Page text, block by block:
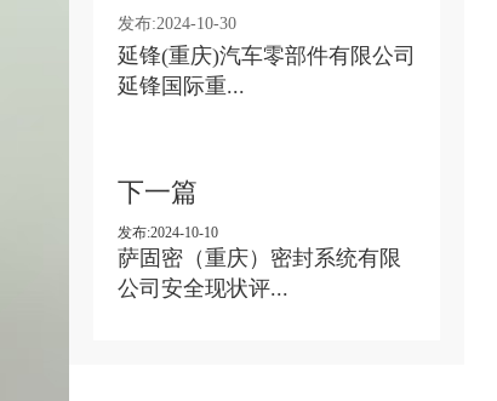
发布:2024-10-30
延锋(重庆)汽车零部件有限公司
延锋国际重...
下一篇
发布:2024-10-10
萨固密（重庆）密封系统有限
公司安全现状评...